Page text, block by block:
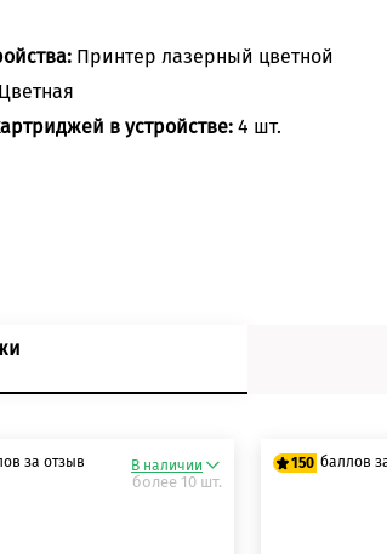
Принтер лазерный цветной
Цветная
в устройстве: 4 шт.
за отзыв В наличии
более 10 шт.
150 баллов